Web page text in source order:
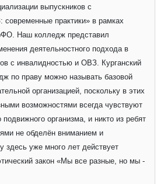
выпускников с
практики» в рамках
Наш колледж представил
деятельностного подхода в
с инвалидностью и ОВЗ. Курганский
по праву можно называть базовой
организацией, поскольку в этих
возможностями всегда чувствуют
организма, и никто из ребят
не обделён вниманием и
здесь уже много лет действует
закон «Мы все разные, но мы -